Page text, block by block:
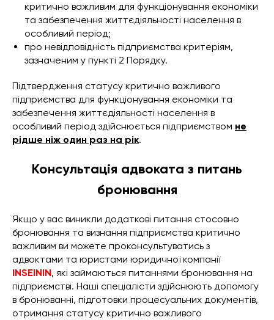
критично важливим для функціонування економіки
та забезпечення життєдіяльності населення в
особливий період;
про невідповідність підприємства критеріям,
зазначеним у пункті 2 Порядку.
Підтвердження статусу критично важливого
підприємства для функціонування економіки та
забезпечення життєдіяльності населення в
особливий період здійснюється підприємством не
рідше ніж один раз на рік.
Консультація адвоката з питань
бронювання
Якщо у вас виникли додаткові питання стосовно
бронювання та визнання підприємства критично
важливим ви можете проконсультуватись з
адвоктами та юристами юридичної компанії
INSEININ, які займаються питаннями бронювання на
підприємстві. Наші спеціалісти здійснюють допомогу
в бронюванні, підготовки процесуальних документів,
отримання статусу критично важливого